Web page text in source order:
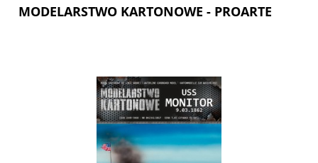
MODELARSTWO KARTONOWE - PROARTE